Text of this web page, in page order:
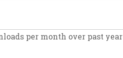
per month over past year